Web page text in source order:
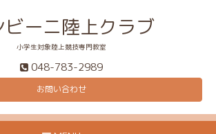
ビーニ陸上クラブ
小学生対象陸上競技専門教室
048-783-2989
お問い合わせ